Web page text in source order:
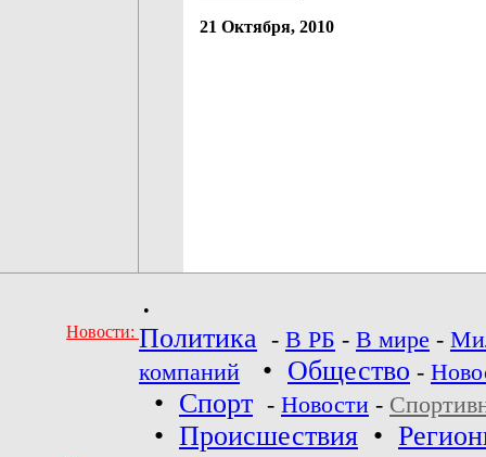
21 Октября, 2010
•
Новости: Политика - В РБ - В мире -
компаний
• Общество -
• Спорт - Новости -
• Происшествия •